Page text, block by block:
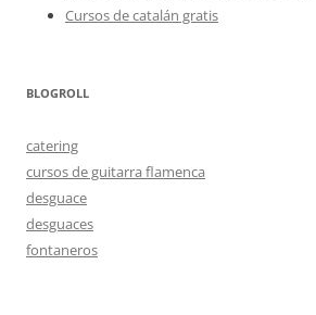
Cursos de catalán gratis
BLOGROLL
catering
cursos de guitarra flamenca
desguace
desguaces
fontaneros